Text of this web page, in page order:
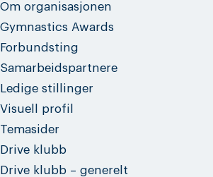
Om organisasjonen
Gymnastics Awards
Forbundsting
Samarbeidspartnere
Ledige stillinger
Visuell profil
Temasider
Drive klubb
Drive klubb – generelt